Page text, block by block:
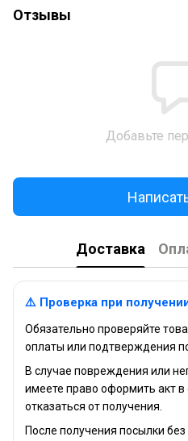
Отзывы
Добавьте
Доставка
⚠️ Проверка при
Обязательно проверяйте
оплаты или подтверждения
В случае повреждения или
имеете право оформить акт в
отказаться от получения.
После получения посылки